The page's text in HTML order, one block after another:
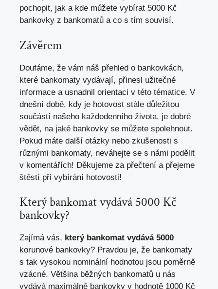
pochopit, jak a kde můžete vybírat 5000 Kč
bankovky z bankomatů a co s tím souvisí.
Závěrem
Doufáme, že vám náš přehled o bankovkách,
které bankomaty vydávají, přinesl užitečné
informace a usnadnil orientaci v této tématice. V
dnešní době, kdy je hotovost stále důležitou
součástí našeho každodenního života, je dobré
vědět, na jaké bankovky se můžete spolehnout.
Pokud máte další otázky nebo zkušenosti s
různými bankomaty, neváhejte se s námi podělit
v komentářích! Děkujeme za přečtení a přejeme
štěstí při vybírání hotovosti!
Který bankomat vydává 5000 Kč
bankovky?
Zajímá vás, který bankomat vydává 5000
korunové bankovky? Pravdou je, že bankomaty
s tak vysokou nominální hodnotou jsou poměrně
vzácné. Většina běžných bankomatů u nás
vydává maximálně bankovky v hodnotě 1000 Kč